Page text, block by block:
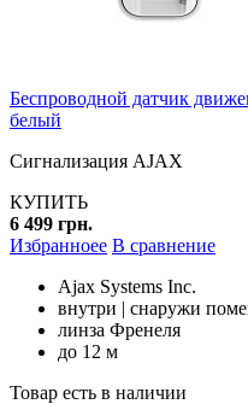
Беспроводной датчик
белый
Сигнализация AJAX
КУПИТЬ
6 499 грн.
Избранноее В сравнение
Ajax Systems Inc.
внутри | снаружи
линза Френеля
до 12 м
Товар есть в наличии